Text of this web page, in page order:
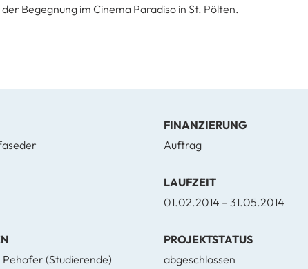
Begegnung im Cinema Paradiso in St. Pölten.
Hannes Raffaseder
(Studierende)
FINANZIERUNG
Auftrag
LAUFZEIT
01.02.2014 – 31.05.2014
PROJEKTSTATUS
abgeschlossen